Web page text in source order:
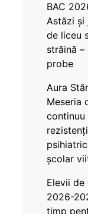
BAC
Astăzi și
de liceu
străină
probe
Aura
Meseria
continuu
școlar
Elevii de
2026-
timp